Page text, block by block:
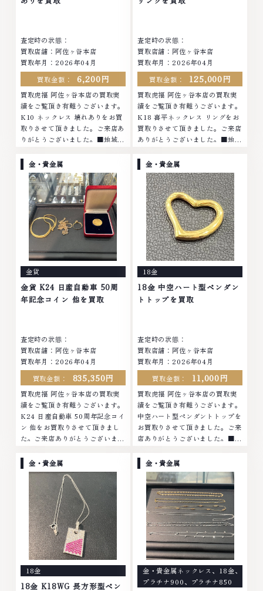
中無休
査定時の状態：
買取店舗：阿佐ヶ谷本店
買取年月：2026年04月
買取金額：
6,200円
買取虎福 阿佐ヶ谷本店の買取実
績をご覧頂き有難うございます。
K10 ネックレス 壊れありをお買
取りさせて頂きました。ご来店あ
りがとうございました。■地域買
モンド ブランド品 ブランド衣類
お酒買取りのことなら、お任せく
ださいなかでも金・プラチナ等の
アクセサリー・貴金属・宝石・ダ
イヤモンド・ジュエリーや ブラ
ンド品・時計等は特に自信を持っ
て、高額査定を実現しておりま
す。 古くて使わなくなってしま
ったアクセサリー、動かなくなっ
てしまった腕時計、多くのお品物
の高価買取りを実現しており、他
店ではお値段の付かなかったお品
物でも、一点一点丁寧に無料で査
無休
査定時の状態：
買取店舗：阿佐ヶ谷本店
買取年月：2026年04月
買取金額：
125,000円
買取虎福 阿佐ヶ谷本店の買取実
績をご覧頂き有難うございます。
K18 喜平ネックレス リングをお
買取りさせて頂きました。ご来店
ありがとうございました。■地域
ヤモンド ブランド品 ブランド衣
類 お酒買取りのことなら、お任
せくださいなかでも金・プラチナ
等のアクセサリー・貴金属・宝
石・ダイヤモンド・ジュエリーや
ブランド品・時計等は特に自信を
持って、高額査定を実現しており
ます。 古くて使わなくなってし
まったアクセサリー、動かなくな
ってしまった腕時計、多くのお品
物の高価買取りを実現しており、
他店ではお値段の付かなかったお
品物でも、一点一点丁寧に無料で
中無休
金・貴金属
金貨
金貨 K24 日産自動車 50周
年記念コイン 他を買取
査定時の状態：
買取店舗：阿佐ヶ谷本店
買取年月：2026年04月
買取金額：
835,350円
買取虎福 阿佐ヶ谷本店の買取実
績をご覧頂き有難うございます。
K24 日産自動車 50周年記念コイ
ン 他をお買取りさせて頂きまし
た。ご来店ありがとうございまし
ラチナ ダイヤモンド ブランド品
ブランド衣類 お酒買取りのこと
なら、お任せくださいなかでも
金・プラチナ等のアクセサリー・
貴金属・宝石・ダイヤモンド・ジ
ュエリーや ブランド品・時計等
は特に自信を持って、高額査定を
実現しております。 古くて使わ
なくなってしまったアクセサリ
ー、動かなくなってしまった腕時
計、多くのお品物の高価買取りを
実現しており、他店ではお値段の
金・貴金属
18金
18金 中空ハート型ペンダン
トトップを買取
査定時の状態：
買取店舗：阿佐ヶ谷本店
買取年月：2026年04月
買取金額：
11,000円
買取虎福 阿佐ヶ谷本店の買取実
績をご覧頂き有難うございます。
中空ハート型ペンダントトップを
お買取りさせて頂きました。ご来
店ありがとうございました。■地
イヤモンド ブランド品 ブランド
衣類 お酒買取りのことなら、お
任せくださいなかでも金・プラチ
ナ等のアクセサリー・貴金属・宝
石・ダイヤモンド・ジュエリーや
ブランド品・時計等は特に自信を
持って、高額査定を実現しており
ます。 古くて使わなくなってし
まったアクセサリー、動かなくな
ってしまった腕時計、多くのお品
物の高価買取りを実現しており、
他店ではお値段の付かなかったお
金・貴金属
18金
18金 K18WG 長方形型ペン
金・貴金属
金・貴金属ネックレス 、 18金、
プラチナ900、 プラチナ850